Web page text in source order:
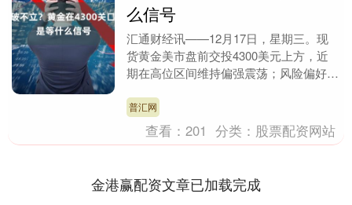
么信号
汇通财经讯——12月17日，星期三。现
货黄金美市盘前交投4300美元上方，近
期在高位区间维持偏强震荡；风险偏好在
汇网，令黄金....
普汇网
查看：201 分类： 股票配资网站
金港赢配资文章已加载完成